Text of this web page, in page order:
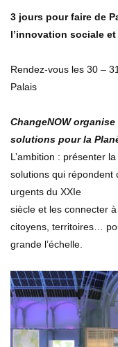
3 jours pour faire de
l’innovation sociale
Rendez-vous les 30 –
Palais
ChangeNOW
solutions pour la
L’ambition : présenter
solutions qui répondent
urgents du XXIe
siècle et les connecter
citoyens, territoires…
grande l’échelle.